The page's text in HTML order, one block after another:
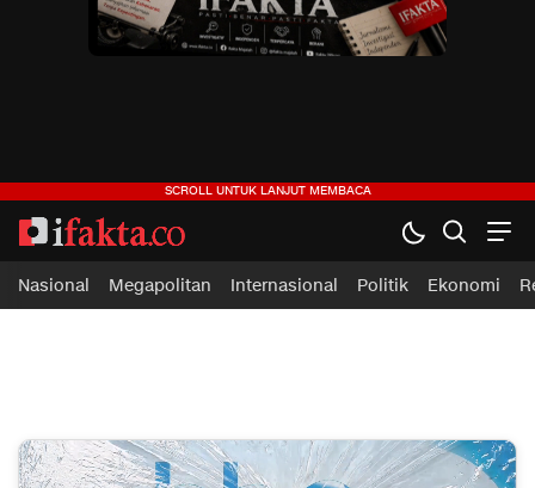
ifakta.co
#pastibenar
Nasional Megapolitan Internasional Politik Ekonomi